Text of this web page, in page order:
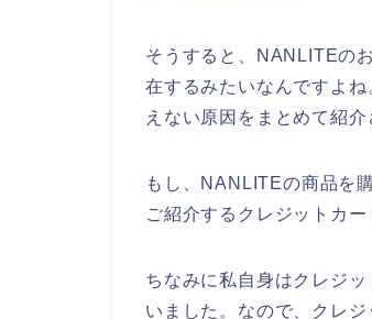
そうすると、NANLITEの
在するみたいなんですよ
えない原因をまとめて紹介
もし、NANLITEの商品を
ご紹介するクレジットカ
ちなみに私自身はクレジ
いました。なので、クレ